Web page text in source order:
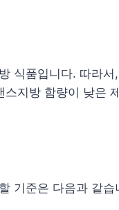
식품입니다. 따라
지방 함량이 낮은
기준은 다음과 같습